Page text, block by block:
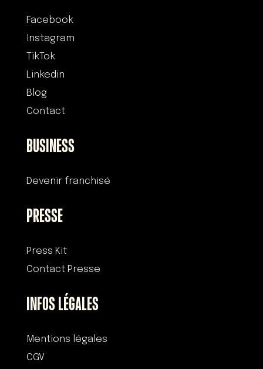
Facebook
Instagram
TikTok
Linkedin
Blog
Contact
BUSINESS
Devenir franchisé
PRESSE
Press Kit
Contact Presse
INFOS LÉGALES
Mentions légales
CGV